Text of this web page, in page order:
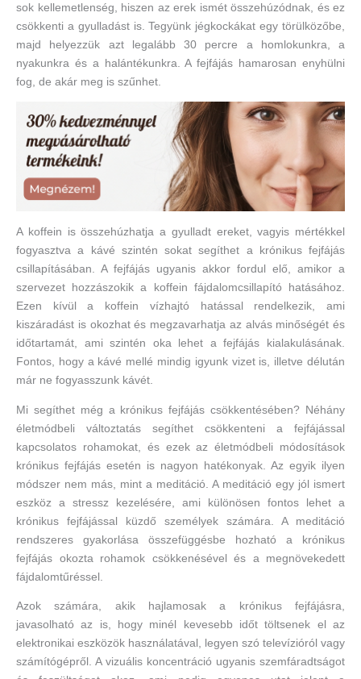
sok kellemetlenség, hiszen az erek ismét összehúzódnak, és ez
csökkenti a gyulladást is. Tegyünk jégkockákat egy törülközőbe,
majd helyezzük azt legalább 30 percre a homlokunkra, a
nyakunkra és a halántékunkra. A fejfájás hamarosan enyhülni
fog, de akár meg is szűnhet.
A koffein is összehúzhatja a gyulladt ereket, vagyis mértékkel
fogyasztva a kávé szintén sokat segíthet a krónikus fejfájás
csillapításában. A fejfájás ugyanis akkor fordul elő, amikor a
szervezet hozzászokik a koffein fájdalomcsillapító hatásához.
Ezen kívül a koffein vízhajtó hatással rendelkezik, ami
kiszáradást is okozhat és megzavarhatja az alvás minőségét és
időtartamát, ami szintén oka lehet a fejfájás kialakulásának.
Fontos, hogy a kávé mellé mindig igyunk vizet is, illetve délután
már ne fogyasszunk kávét.
Mi segíthet még a krónikus fejfájás csökkentésében? Néhány
életmódbeli változtatás segíthet csökkenteni a fejfájással
kapcsolatos rohamokat, és ezek az életmódbeli módosítások
krónikus fejfájás esetén is nagyon hatékonyak. Az egyik ilyen
módszer nem más, mint a meditáció. A meditáció egy jól ismert
eszköz a stressz kezelésére, ami különösen fontos lehet a
krónikus fejfájással küzdő személyek számára. A meditáció
rendszeres gyakorlása összefüggésbe hozható a krónikus
fejfájás okozta rohamok csökkenésével és a megnövekedett
fájdalomtűréssel.
Azok számára, akik hajlamosak a krónikus fejfájásra,
javasolható az is, hogy minél kevesebb időt töltsenek el az
elektronikai eszközök használatával, legyen szó televízióról vagy
számítógépről. A vizuális koncentráció ugyanis szemfáradtságot